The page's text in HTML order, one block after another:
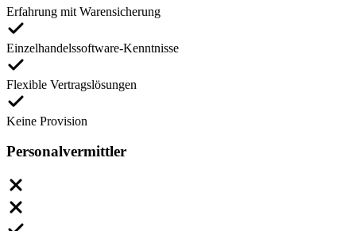
Erfahrung mit Warensicherung
Einzelhandelssoftware-Kenntnisse
Flexible Vertragslösungen
Keine Provision
Personalvermittler